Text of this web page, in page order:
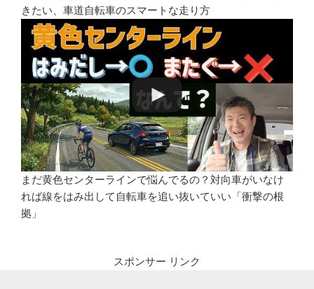
きたい、車道自転車のスマートな走り方
まだ黄色センターラインで悩んでるの？対向車がいなけ
れば線をはみ出して自転車を追い抜いていい「衝撃の根
拠」
スポンサー リンク